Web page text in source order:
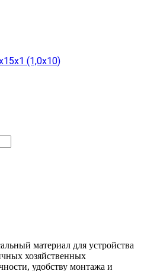
(1,0х10)
материал для устройства
хозяйственных
удобству монтажа и